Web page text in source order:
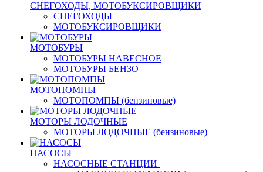
СНЕГОХОДЫ, МОТОБУКСИРОВЩИКИ
СНЕГОХОДЫ
МОТОБУКСИРОВЩИКИ
МОТОБУРЫ
МОТОБУРЫ НАВЕСНОЕ
МОТОБУРЫ БЕНЗО
МОТОПОМПЫ
МОТОПОМПЫ (бензиновые)
МОТОРЫ ЛОДОЧНЫЕ
МОТОРЫ ЛОДОЧНЫЕ (бензиновые)
НАСОСЫ
НАСОСНЫЕ СТАНЦИИ